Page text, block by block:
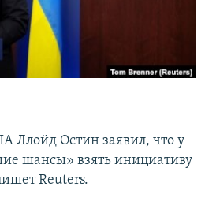
Ллойд Остин заявил, что у
шансы» взять инициативу
Reuters.